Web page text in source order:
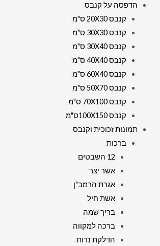
הדפסה על קנבס
קנבס 20X30 ס"מ
קנבס 30X30 ס"מ
קנבס 30X40 ס"מ
קנבס 40X40 ס"מ
קנבס 60X40 ס"מ
קנבס 50X70 ס"מ
קנבס 70X100 ס"מ
קנבס 100X150ס"מ
תמונות זכוכית וקנבס
ברכות
12 השבטים
אשר יצר
אגרת הרמב"ן
אשת חיל
בריך שמה
ברכה למקווה
הדלקת נרות